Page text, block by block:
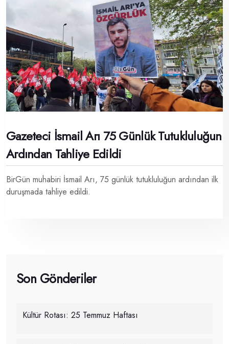
Gazeteci İsmail Arı 75 Günlük Tutukluluğun
Ardından Tahliye Edildi
BirGün muhabiri İsmail Arı, 75 günlük tutukluluğun ardından ilk
duruşmada tahliye edildi.
Son Gönderiler
Kültür Rotası: 25 Temmuz Haftası